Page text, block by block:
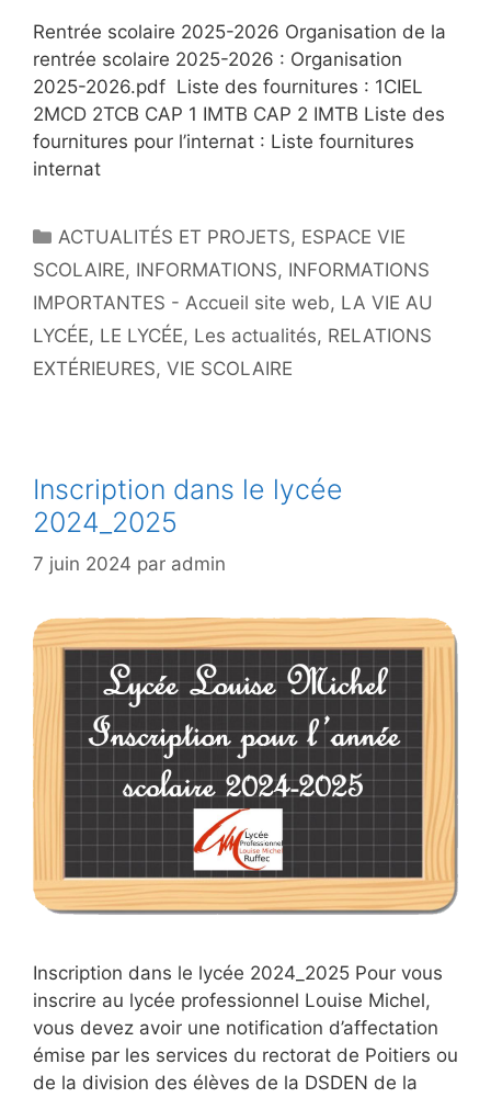
Rentrée scolaire 2025-2026 Organisation de la
rentrée scolaire 2025-2026 : Organisation
2025-2026.pdf Liste des fournitures : 1CIEL
2MCD 2TCB CAP 1 IMTB CAP 2 IMTB Liste des
fournitures pour l’internat : Liste fournitures
internat
Catégories
ACTUALITÉS ET PROJETS, ESPACE VIE
SCOLAIRE, INFORMATIONS, INFORMATIONS
IMPORTANTES - Accueil site web, LA VIE AU
LYCÉE, LE LYCÉE, Les actualités, RELATIONS
EXTÉRIEURES, VIE SCOLAIRE
Inscription dans le lycée
2024_2025
7 juin 2024 par admin
Inscription dans le lycée 2024_2025 Pour vous
inscrire au lycée professionnel Louise Michel,
vous devez avoir une notification d’affectation
émise par les services du rectorat de Poitiers ou
de la division des élèves de la DSDEN de la